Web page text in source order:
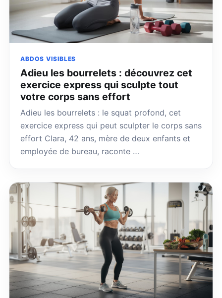
ABDOS VISIBLES
Adieu les bourrelets : découvrez cet
exercice express qui sculpte tout
votre corps sans effort
Adieu les bourrelets : le squat profond, cet
exercice express qui peut sculpter le corps sans
effort Clara, 42 ans, mère de deux enfants et
employée de bureau, raconte …